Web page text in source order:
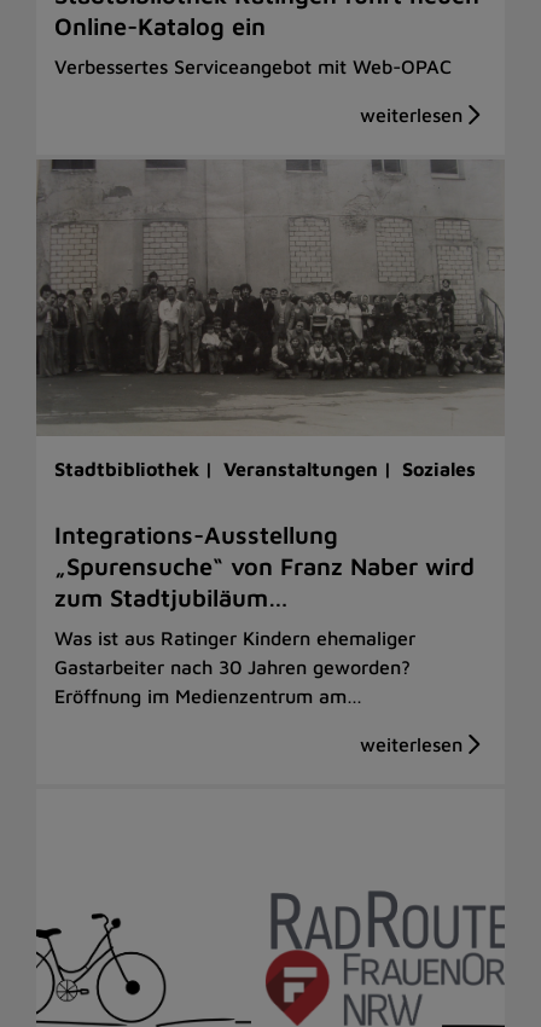
Online-Katalog ein
Verbessertes Serviceangebot mit Web-OPAC
Stadtbibliothek | Veranstaltungen | Soziales
Integrations-Ausstellung
„Spurensuche“ von Franz Naber wird
zum Stadtjubiläum…
Was ist aus Ratinger Kindern ehemaliger
Gastarbeiter nach 30 Jahren geworden?
Eröffnung im Medienzentrum am…